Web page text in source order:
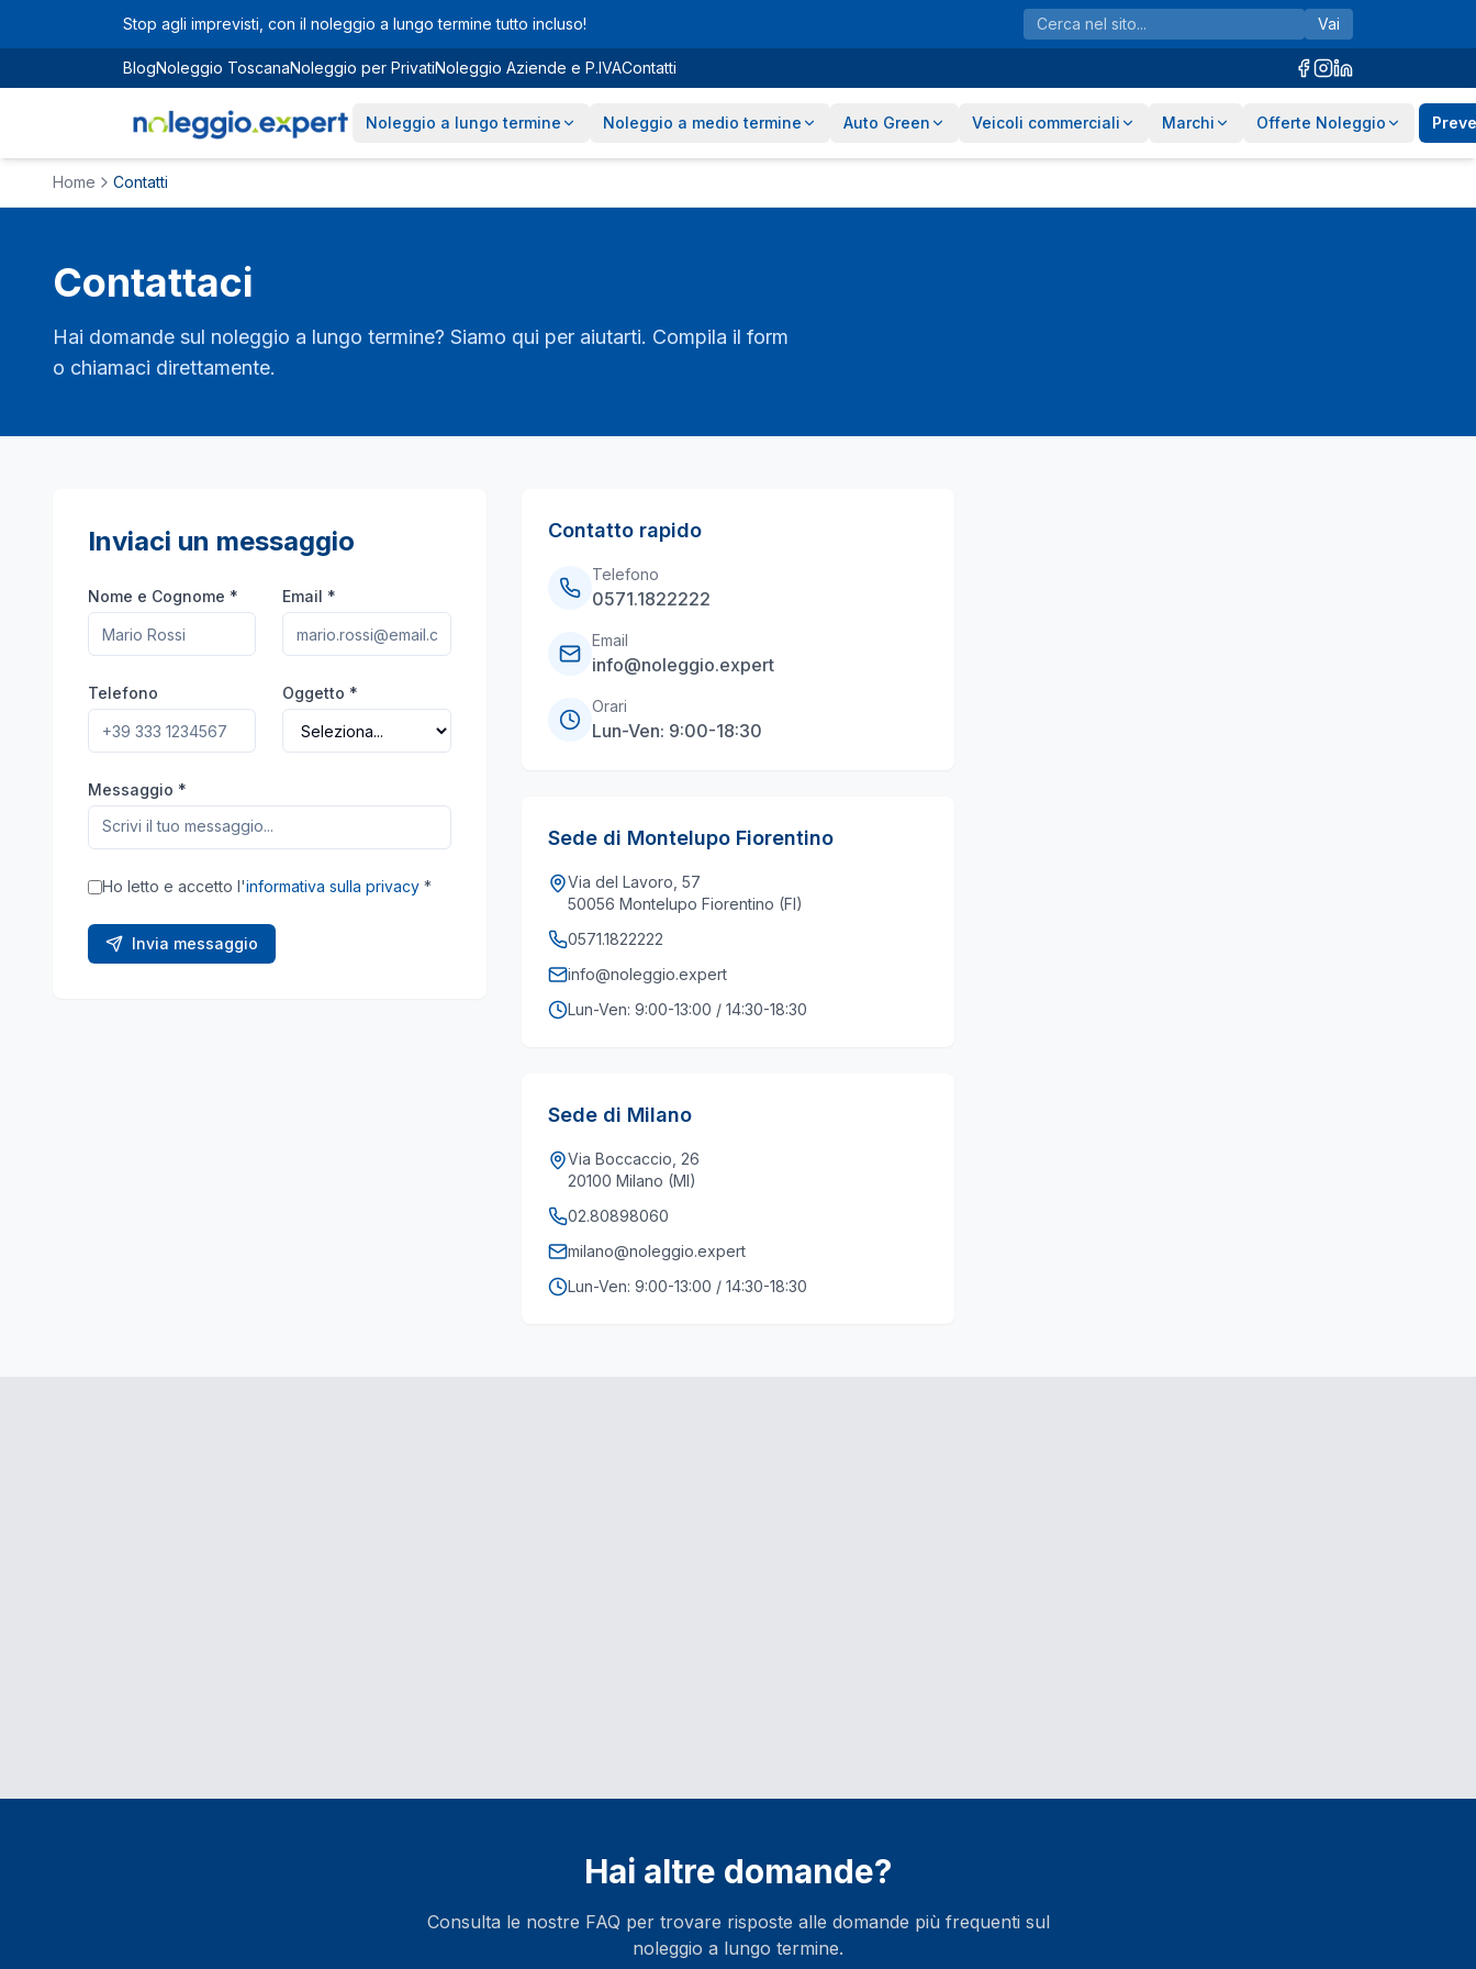
Vai al contenuto principale
Stop agli imprevisti, con il noleggio a lungo termine tutto incluso! Vai
BlogNoleggio ToscanaNoleggio per PrivatiNoleggio Aziende e P.IVAContatti
Noleggio a lungo termine Noleggio a medio termine Auto Green Veicoli commerciali Marchi Offerte Noleggio
Home Contatti
Contattaci
Hai domande sul noleggio a lungo termine? Siamo qui per aiutarti. Compila il form
o chiamaci direttamente.
Inviaci un messaggio
Nome e Cognome * Email *
Telefono Oggetto *
Messaggio *
Ho letto e accetto l'informativa sulla privacy *
Invia messaggio
Contatto rapido
Telefono
0571.1822222
Email
info@noleggio.expert
Orari
Lun-Ven: 9:00-18:30
Sede di Montelupo Fiorentino
Via del Lavoro, 57
50056 Montelupo Fiorentino (FI)
0571.1822222
info@noleggio.expert
Lun-Ven: 9:00-13:00 / 14:30-18:30
Sede di Milano
Via Boccaccio, 26
20100 Milano (MI)
02.80898060
milano@noleggio.expert
Lun-Ven: 9:00-13:00 / 14:30-18:30
Hai altre domande?
Consulta le nostre FAQ per trovare risposte alle domande più frequenti sul
noleggio a lungo termine.